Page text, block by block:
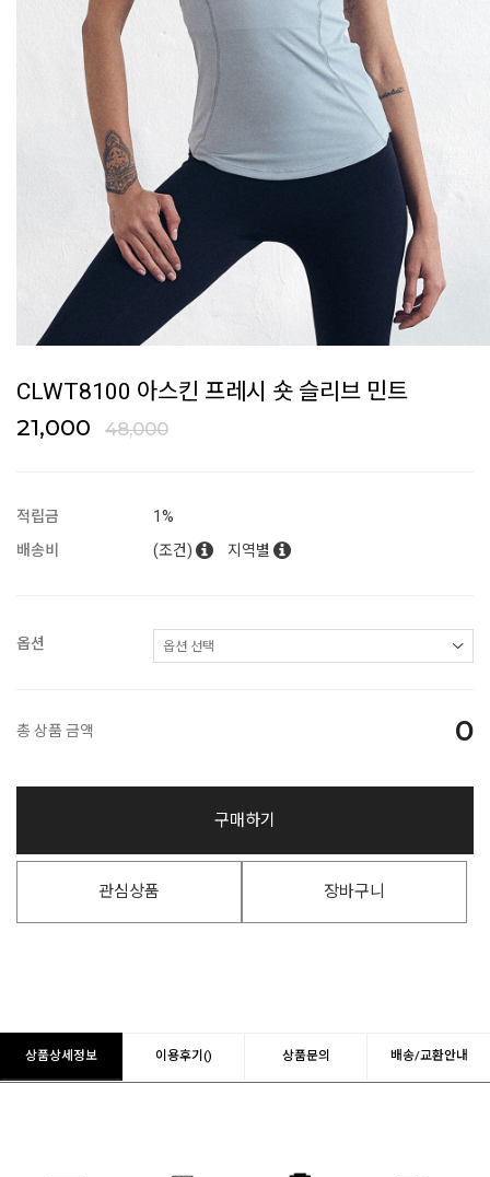
CLWT8100 아스킨 프레시 숏 슬리브 민트
21,000 48,000
적립금
1%
배송비
(조건) 지역별
옵션
총 상품 금액 0
구매하기
관심상품 장바구니
상품상세정보 이용후기() 상품문의 배송/교환안내